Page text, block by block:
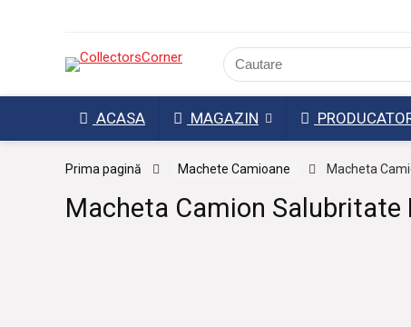
ACASA MAGAZIN
Prima pagină Machete Camioane Macheta
Macheta Camion Salubritate